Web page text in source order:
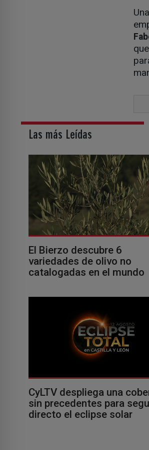
Las más Leídas
El Bierzo descubre 6
variedades de olivo no
catalogadas en el mundo
CyLTV despliega una
sin precedentes para
directo el eclipse solar